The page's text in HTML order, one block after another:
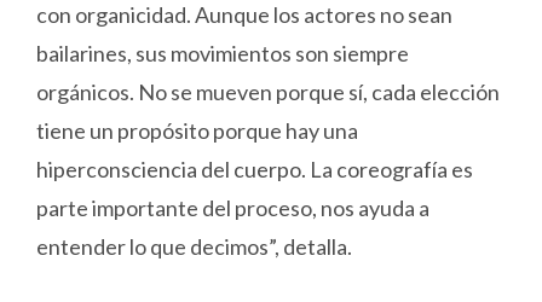
con organicidad. Aunque los actores no sean
bailarines, sus movimientos son siempre
orgánicos. No se mueven porque sí, cada elección
tiene un propósito porque hay una
hiperconsciencia del cuerpo. La coreografía es
parte importante del proceso, nos ayuda a
entender lo que decimos”, detalla.